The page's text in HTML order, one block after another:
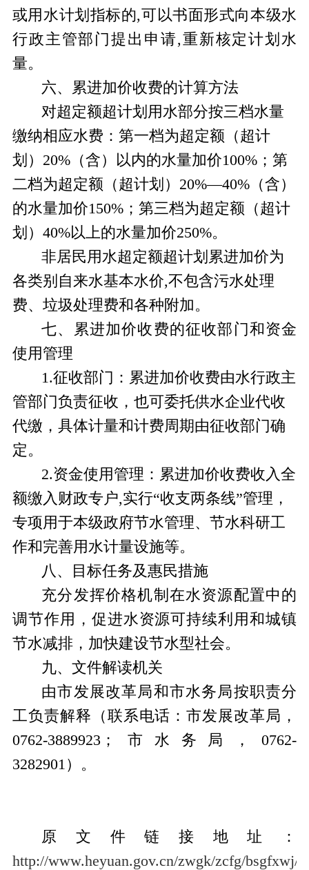
或用水计划指标的,可以书面形式向本级水
行政主管部门提出申请,重新核定计划水
量。
六、累进加价收费的计算方法
对超定额超计划用水部分按三档水量
缴纳相应水费：第一档为超定额（超计
划） 20%（含）以内的水量加价100%；第
二档为超定额（超计划） 20%—40%（含）
的水量加价150%；第三档为超定额（超计
划） 40%以上的水量加价250%。
非居民用水超定额超计划累进加价为
各类别自来水基本水价,不包含污水处理
费、垃圾处理费和各种附加。
七、累进加价收费的征收部门和资金
使用管理
1.征收部门：累进加价收费由水行政主
管部门负责征收，也可委托供水企业代收
代缴，具体计量和计费周期由征收部门确
定。
2.资金使用管理：累进加价收费收入全
额缴入财政专户,实行“收支两条线”管理，
专项用于本级政府节水管理、节水科研工
作和完善用水计量设施等。
八、目标任务及惠民措施
充分发挥价格机制在水资源配置中的
调节作用，促进水资源可持续利用和城镇
节水减排，加快建设节水型社会。
九、文件解读机关
由市发展改革局和市水务局按职责分
工负责解释（联系电话：市发展改革局，
0762-3889923 ；市水务局，0762-
3282901 ）。
原文件链接地址：
http://www.heyuan.gov.cn/zwgk/zcfg/bsgfxwj/